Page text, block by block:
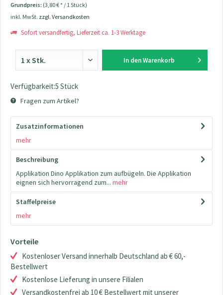
Grundpreis: (3,80 € * / 1 Stück)
inkl. MwSt. zzgl. Versandkosten
Sofort versandfertig, Lieferzeit ca. 1-3 Werktage
In den Warenkorb
Verfügbarkeit:5 Stück
Fragen zum Artikel?
Zusatzinformationen
mehr
Beschreibung
Applikation Dino Applikation zum aufbügeln. Die Applikation
eignen sich hervorragend zum... mehr
Staffelpreise
mehr
Vorteile
Kostenloser Versand innerhalb Deutschland ab € 60,-
Bestellwert
Kostenlose Lieferung in unsere Filialen
Versandkostenfrei ab 10 € Bestellwert mit unserer